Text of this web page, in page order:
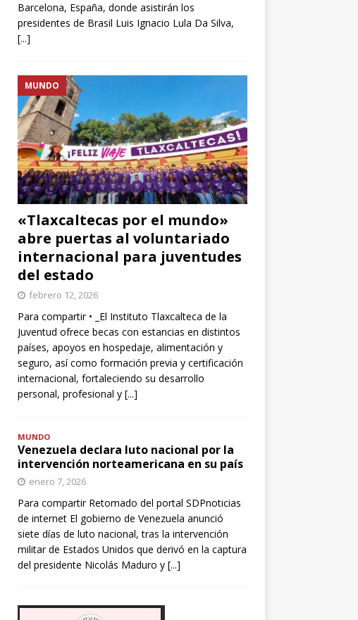
Barcelona, España, donde asistirán los
presidentes de Brasil Luis Ignacio Lula Da Silva,
[...]
«Tlaxcaltecas por el mundo»
abre puertas al voluntariado
internacional para juventudes
del estado
MUNDO
febrero 12, 2026
Para compartir • _El Instituto Tlaxcalteca de la
Juventud ofrece becas con estancias en distintos
países, apoyos en hospedaje, alimentación y
seguro, así como formación previa y certificación
internacional, fortaleciendo su desarrollo
personal, profesional y [...]
MUNDO
Venezuela declara luto nacional por la
intervención norteamericana en su país
enero 7, 2026
Para compartir Retomado del portal SDPnoticias
de internet El gobierno de Venezuela anunció
siete días de luto nacional, tras la intervención
militar de Estados Unidos que derivó en la captura
del presidente Nicolás Maduro y [...]